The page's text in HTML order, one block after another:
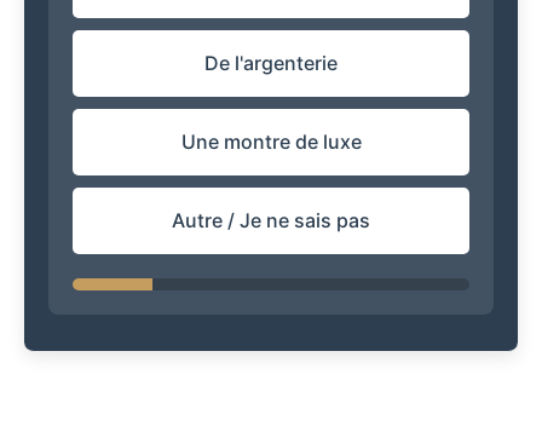
De l'argenterie
Une montre de luxe
Autre / Je ne sais pas